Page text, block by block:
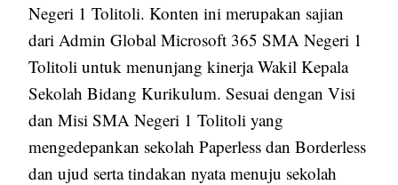
Negeri 1 Tolitoli. Konten ini merupakan sajian
dari Admin Global Microsoft 365 SMA Negeri 1
Tolitoli untuk menunjang kinerja Wakil Kepala
Sekolah Bidang Kurikulum. Sesuai dengan Visi
dan Misi SMA Negeri 1 Tolitoli yang
mengedepankan sekolah Paperless dan Borderless
dan ujud serta tindakan nyata menuju sekolah